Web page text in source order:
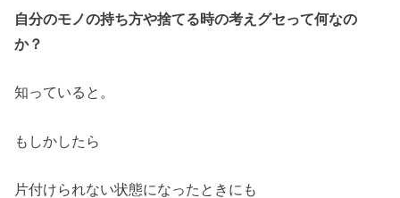
自分のモノの持ち方や捨てる時の考えグセって何なの
か？
知っていると。
もしかしたら
片付けられない状態になったときにも